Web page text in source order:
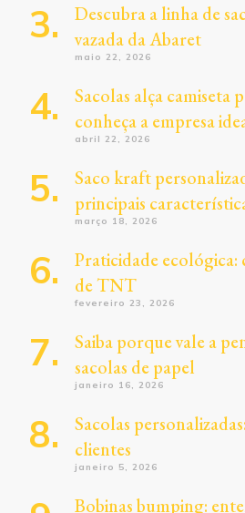
Descubra a linha de
vazada da Abaret
maio 22, 2026
Sacolas alça camiseta
conheça a empresa
abril 22, 2026
Saco kraft
principais
março 18, 2026
Praticidade ecológica:
de TNT
fevereiro 23, 2026
Saiba porque vale a
sacolas de papel
janeiro 16, 2026
Sacolas
clientes
janeiro 5, 2026
Bobinas bumping: